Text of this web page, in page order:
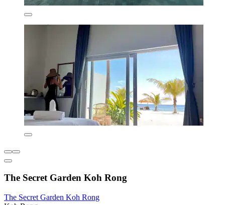
The Secret Garden Koh Rong
The Secret Garden Koh Rong